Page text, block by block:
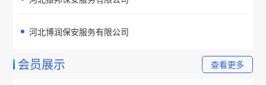
河北博润保安服务有限公司
会员展示 查看更多